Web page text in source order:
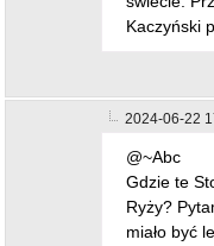
Kaczyński
2024-06-22
@~Abc
Gdzie te
Ryży?
miało być